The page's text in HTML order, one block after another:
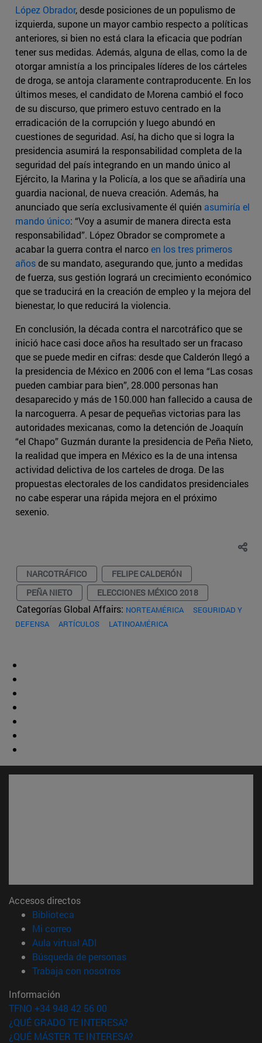
López Obrador, desde posiciones de un populismo de
izquierda, supone un mayor cambio respecto a políticas
anteriores, si bien no está clara la eficacia que podrían
tener sus medidas. Además, alguna de ellas, como la de
otorgar amnistía a los principales líderes de los cárteles
de droga, se antoja claramente contraproducente. En los
últimos meses, el candidato de Morena cambió el foco
de su discurso, que primero estuvo centrado en la
erradicación de la corrupción y luego abundó en
cuestiones de seguridad. Así, ha dicho que si logra la
presidencia asumirá la responsabilidad completa de la
seguridad del país integrando en un mando único al
Ejército, la Marina y la Policía, a los que se añadiría una
guardia nacional, de nueva creación. Además, ha
anunciado que sería exclusivamente él quién asumiría el
mando único: “Voy a asumir de manera directa esta
responsabilidad”. López Obrador se compromete a
acabar la guerra contra el narcoen los tres primeros
añosde su mandato, asegurando que, junto a medidas
de fuerza, sus gestión logrará un crecimiento económico
que se traducirá en la creación de empleo y la mejora del
bienestar, lo que reducirá la violencia.
En conclusión, la década contra el narcotráfico que se
inició hace casi doce años ha resultado ser un fracaso
que se puede medir en cifras: desde que Calderón llegó a
la presidencia de México en 2006 con el lema “Las cosas
pueden cambiar para bien”, 28.000 personas han
desaparecido y más de 150.000 han fallecido a causa de
la narcoguerra. A pesar de pequeñas victorias para las
autoridades mexicanas, como la detención de Joaquín
“el Chapo” Guzmán durante la presidencia de Peña Nieto,
la realidad que impera en México es la de una intensa
actividad delictiva de los carteles de droga. De las
propuestas electorales de los candidatos presidenciales
no cabe esperar una rápida mejora en el próximo
sexenio.
NARCOTRÁFICO
FELIPE CALDERÓN
PEÑA NIETO
ELECCIONES MÉXICO 2018
Categorías Global Affairs: NORTEAMÉRICA
SEGURIDAD Y
DEFENSA
ARTÍCULOS LATINOAMÉRICA
Accesos directos
Biblioteca
Mi correo(abre en nueva ventana)
Aula virtual ADI
Búsqueda de personas(abre en nueva ventana)
Trabaja con nosotros(abre en nueva ventana)
Información
TFNO +34 948 42 56 00
¿QUÉ GRADO TE INTERESA?
¿QUÉ MÁSTER TE INTERESA?